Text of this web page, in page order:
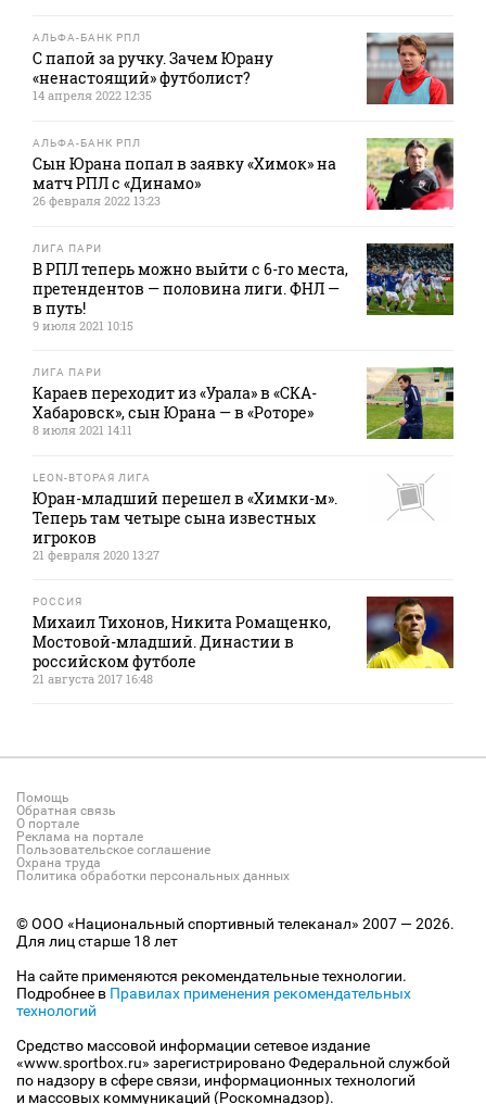
АЛЬФА-БАНК РПЛ
С папой за ручку. Зачем Юрану
«ненастоящий» футболист?
14 апреля 2022 12:35
АЛЬФА-БАНК РПЛ
Сын Юрана попал в заявку «Химок» на
матч РПЛ с «Динамо»
26 февраля 2022 13:23
ЛИГА ПАРИ
В РПЛ теперь можно выйти с 6-го места,
претендентов — половина лиги. ФНЛ —
в путь!
9 июля 2021 10:15
ЛИГА ПАРИ
Караев переходит из «Урала» в «СКА-
Хабаровск», сын Юрана — в «Роторе»
8 июля 2021 14:11
LEON-ВТОРАЯ ЛИГА
Юран-младший перешел в «Химки-м».
Теперь там четыре сына известных
игроков
21 февраля 2020 13:27
РОССИЯ
Михаил Тихонов, Никита Ромащенко,
Мостовой-младший. Династии в
российском футболе
21 августа 2017 16:48
Помощь
Обратная связь
О портале
Реклама на портале
Пользовательское соглашение
Охрана труда
Политика обработки персональных данных
© ООО «Национальный спортивный телеканал» 2007 — 2026.
Для лиц старше 18 лет
На сайте применяются рекомендательные технологии.
Подробнее в Правилах применения рекомендательных
технологий
Средство массовой информации сетевое издание
«www.sportbox.ru» зарегистрировано Федеральной службой
по надзору в сфере связи, информационных технологий
и массовых коммуникаций (Роскомнадзор).